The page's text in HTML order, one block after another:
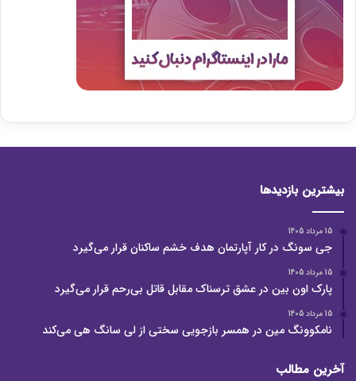
بیشترین بازدیدها
15 مرداد 1405
جی سونگ در کار آپارتمان هدف خشم ساکنان قرار می‌گیرد
15 مرداد 1405
پارک اون بین در عشق ترسناک مقابل قاتل بی‌رحم قرار می‌گیرد
15 مرداد 1405
نامکوونگ مین در همسر بازجویی سختی از لی سانگ هی می‌کند
آخرین مطالب